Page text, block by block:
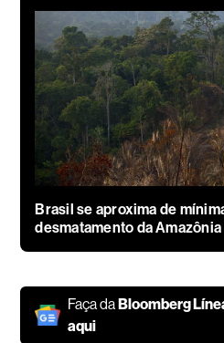
Brasil se aproxima de
desmatamento da Amazônia
Faça daBloomberg
aqui